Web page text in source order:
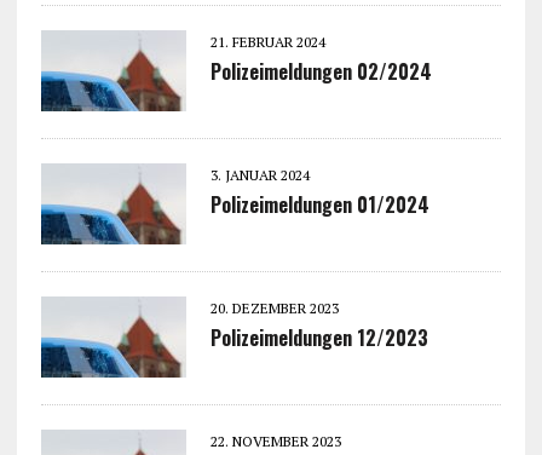
21. FEBRUAR 2024
Polizeimeldungen 02/2024
3. JANUAR 2024
Polizeimeldungen 01/2024
20. DEZEMBER 2023
Polizeimeldungen 12/2023
22. NOVEMBER 2023